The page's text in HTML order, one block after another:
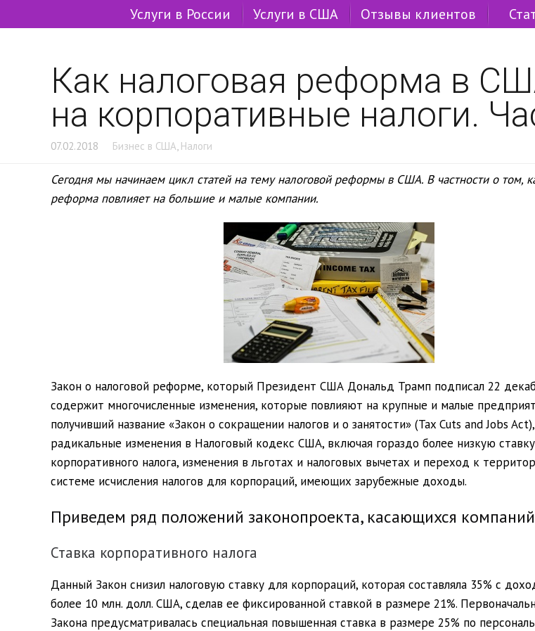
Услуги в России Услуги в США Отзывы клиентов
Как налоговая реформа в
на корпоративные налоги.
07.02.2018 Бизнес в США, Налоги
Сегодня мы начинаем цикл статей на тему налоговой реформы в США. В частности о том,
реформа повлияет на большие и малые компании.
Закон о налоговой реформе, который Президент США Дональд Трамп подписал 22
содержит многочисленные изменения, которые повлияют на крупные и малые
получивший название «Закон о сокращении налогов и о занятости» (Tax Cuts and Jobs
радикальные изменения в Налоговый кодекс США, включая гораздо более низкую ставку
корпоративного налога, изменения в льготах и налоговых вычетах и переход к
системе исчисления налогов для корпораций, имеющих зарубежные доходы.
Приведем ряд положений законопроекта, касающихся
Ставка корпоративного налога
Данный Закон снизил налоговую ставку для корпораций, которая составляла 35% с
более 10 млн. долл. США, сделав ее фиксированной ставкой в размере 21%.
Закона предусматривалась специальная повышенная ставка в размере 25% по